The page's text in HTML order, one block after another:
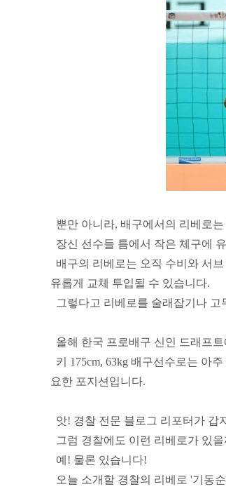
뿐만 아니라, 배구에서의 리베로
장신 선수들 틈에서 작은 체구에
배구의 리베로는 오직 수비와 서
유롭게 교체 투입될 수 있습니다.
그렇다고 리베로를 술래잡기나
올해 한국 프로배구 신인 드래프
키 175cm, 63kg 배구선수로는 아
요한 포지션입니다.
앗! 경찰 전문 블로그 리포터가 갑
그럼 경찰에도 이런 리베로가 있을
예! 물론 있습니다!
오늘 소개할 경찰의 리베로 '기동